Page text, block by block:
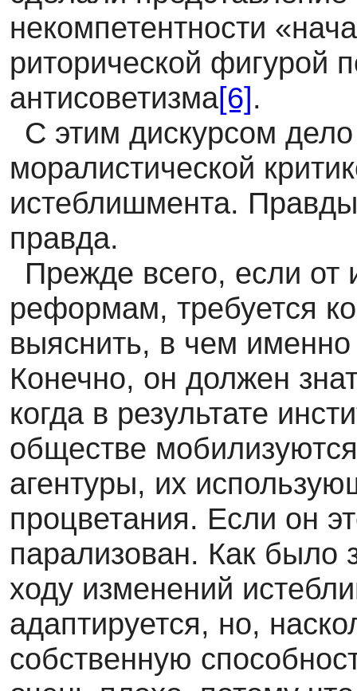
некомпетентности
риторической фигурой
антисоветизма[6].
С этим дискурсом
моралистической
истеблишмента.
правда.
Прежде всего, если от
реформам, требуется
выяснить, в чем именно
Конечно, он должен
когда в результате
обществе
агентуры, их
процветания. Если он
парализован. Как
ходу изменений
адаптируется, но,
собственную